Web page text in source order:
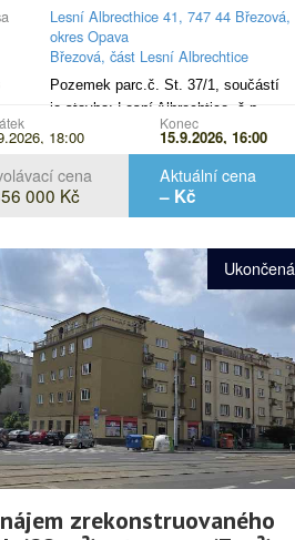
Lesní Albrecthice 41, 747 44 Březová,
okres Opava
Březová, část Lesní Albrechtice
Pozemek parc.č. St. 37/1, součástí
je stavba: Lesní Albrechtice, č.p. 41,
pozemek parc.č. St. 37/2, součástí
je stavba: bez čp/če, pozemek
parc.č. 53 a pozemek parc.č. 269,
vše v katastrálním území Lesní
všech součástí a příslušenství.
cena
000 Kč
Aktuální cena
– Kč
18:00
Konec
15.9.2026, 16:00
Ukončená
zrekonstruovaného